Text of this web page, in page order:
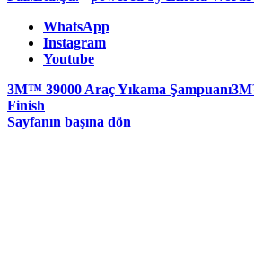
WhatsApp
Instagram
Youtube
3M™ 39000 Araç Yıkama Şampuanı
Finish
Sayfanın başına dön